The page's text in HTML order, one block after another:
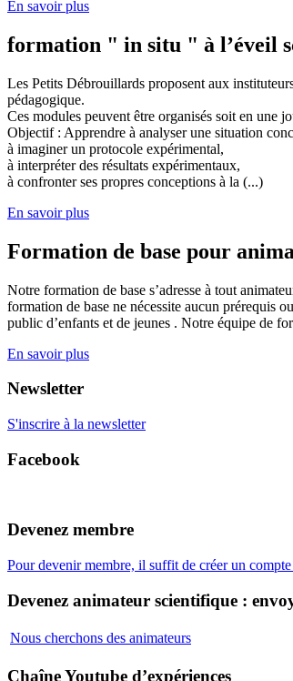
En savoir plus
formation " in situ " à l’éveil
Les Petits Débrouillards proposent aux
pédagogique.
Ces modules peuvent être organisés soit en une
Objectif : Apprendre à analyser une situation
à imaginer un protocole expérimental,
à interpréter des résultats expérimentaux,
à confronter ses propres conceptions à la (...)
En savoir plus
Formation de base pour
Notre formation de base s’adresse à tout
formation de base ne nécessite aucun prérequis
public d’enfants et de jeunes . Notre équipe de
En savoir plus
Newsletter
S'inscrire à la newsletter
Facebook
Devenez membre
Pour devenir membre, il suffit de créer un
Devenez animateur scientifique :
Nous cherchons des animateurs
Chaîne Youtube d’expériences